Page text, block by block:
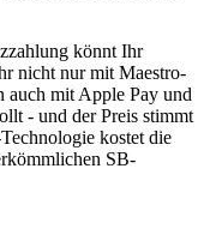
könnt Ihr
nicht nur mit Maestro-
auch mit Apple Pay und
- und der Preis stimmt
kostet die
SB-